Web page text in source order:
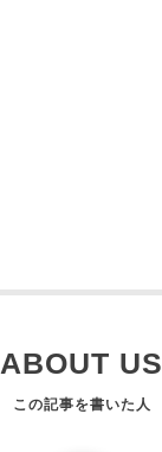
ABOUT US